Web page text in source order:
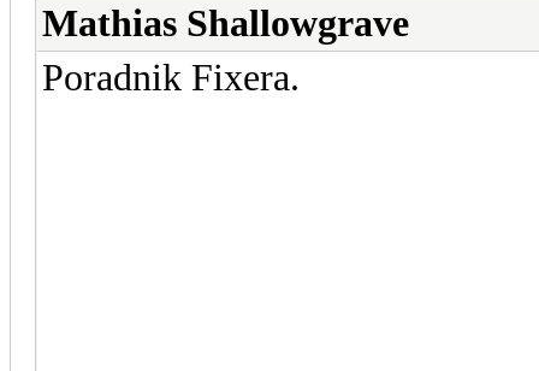
Mathias Shallowgrave
Poradnik Fixera.